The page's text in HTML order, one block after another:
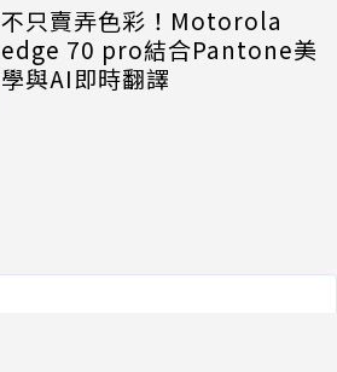
不只賣弄色彩！Motorola
edge 70 pro結合Pantone美
學與AI即時翻譯